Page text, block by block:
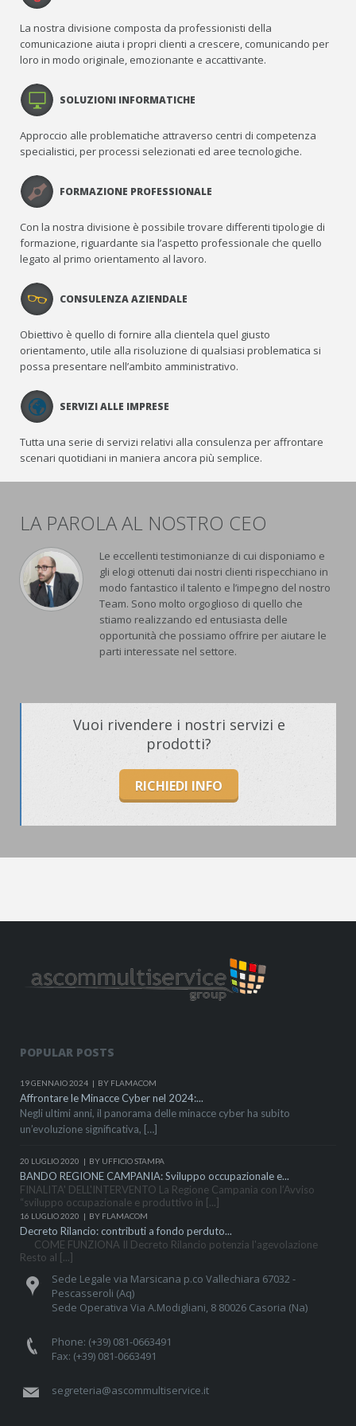
La nostra divisione composta da professionisti della
comunicazione aiuta i propri clienti a crescere, comunicando per
loro in modo originale, emozionante e accattivante.
SOLUZIONI INFORMATICHE
Approccio alle problematiche attraverso centri di competenza
specialistici, per processi selezionati ed aree tecnologiche.
FORMAZIONE PROFESSIONALE
Con la nostra divisione è possibile trovare differenti tipologie di
formazione, riguardante sia l’aspetto professionale che quello
legato al primo orientamento al lavoro.
CONSULENZA AZIENDALE
Obiettivo è quello di fornire alla clientela quel giusto
orientamento, utile alla risoluzione di qualsiasi problematica si
possa presentare nell’ambito amministrativo.
SERVIZI ALLE IMPRESE
Tutta una serie di servizi relativi alla consulenza per affrontare
scenari quotidiani in maniera ancora più semplice.
LA PAROLA AL NOSTRO CEO
Le eccellenti testimonianze di cui disponiamo e
gli elogi ottenuti dai nostri clienti rispecchiano in
modo fantastico il talento e l’impegno del nostro
Team. Sono molto orgoglioso di quello che
stiamo realizzando ed entusiasta delle
opportunità che possiamo offrire per aiutare le
parti interessate nel settore.
Vuoi rivendere i nostri servizi e
prodotti?
RICHIEDI INFO
POPULAR POSTS
19 GENNAIO 2024 BY FLAMACOM
Affrontare le Minacce Cyber nel 2024:...
Negli ultimi anni, il panorama delle minacce cyber ha subito
un’evoluzione significativa, […]
20 LUGLIO 2020 BY UFFICIO STAMPA
BANDO REGIONE CAMPANIA: Sviluppo occupazionale e...
FINALITA' DELL'INTERVENTO La Regione Campania con l’Avviso
“sviluppo occupazionale e produttivo in [...]
16 LUGLIO 2020 BY FLAMACOM
Decreto Rilancio: contributi a fondo perduto...
COME FUNZIONA Il Decreto Rilancio potenzia l'agevolazione
Resto al [...]
Sede Legale via Marsicana p.co Vallechiara 67032 -
Pescasseroli (Aq)
Sede Operativa Via A.Modigliani, 8 80026 Casoria (Na)
Phone: (+39) 081-0663491
Fax: (+39) 081-0663491
segreteria@ascommultiservice.it